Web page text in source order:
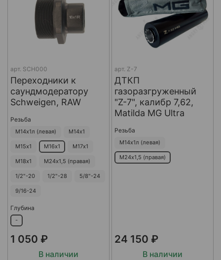
арт. SCH000
Переходники к
саундмодератору
Schweigen, RAW
Резьба
М14х1л (левая) М14х1
М15х1 М16х1 М17х1
М18х1 М24х1,5 (правая)
1/2"-20 1/2"-28 5/8"-24
9/16-24
Глубина
-
1 050 ₽
В наличии
арт. Z-7
ДТКП
газоразгруженный
"Z-7", калибр 7,62,
Matilda MG Ultra
Резьба
М14х1л (левая)
М24х1,5 (правая)
24 150 ₽
В наличии